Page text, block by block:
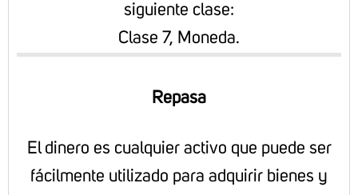
siguiente clase:
Clase 7, Moneda.
Repasa
El dinero es cualquier activo que puede ser
fácilmente utilizado para adquirir bienes y